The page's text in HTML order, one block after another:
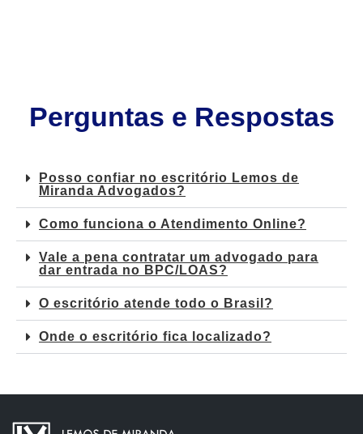
Perguntas e Respostas
Posso confiar no escritório Lemos de
Miranda Advogados?
Como funciona o Atendimento Online?
Vale a pena contratar um advogado para
dar entrada no BPC/LOAS?
O escritório atende todo o Brasil?
Onde o escritório fica localizado?